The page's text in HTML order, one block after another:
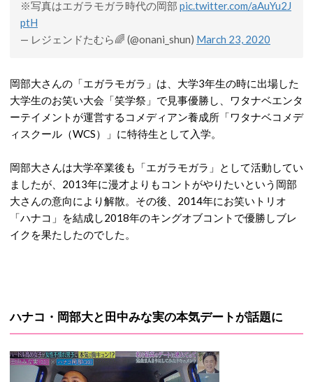
※写真はエガラモガラ時代の岡部 pic.twitter.com/aAuYu2J
ptH
— レジェンドたむら🌈 (@onani_shun) March 23, 2020
岡部大さんの「エガラモガラ」は、大学3年生の時に出場した
大学生のお笑い大会「笑学祭」で見事優勝し、ワタナベエンタ
ーテイメントが運営するコメディアン養成所「ワタナベコメデ
ィスクール（WCS）」に特待生として入学。
岡部大さんは大学卒業後も「エガラモガラ」として活動してい
ましたが、2013年に漫才よりもコントがやりたいという岡部
大さんの意向により解散。その後、2014年にお笑いトリオ
「ハナコ」を結成し2018年のキングオブコントで優勝しブレ
イクを果たしたのでした。
ハナコ・岡部大と田中みな実の本気デートが話題に